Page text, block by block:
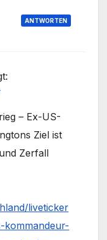
ANTWORTEN
– Ex-US-
Ziel ist
Zerfall
liveticker
kommandeur-